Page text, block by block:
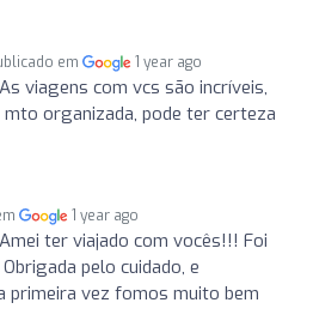
em 1 year ago
As viagens com vcs são incríveis,
organizada, pode ter certeza
1 year ago
Amei ter viajado com vocês!!! Foi
pelo cuidado, e
primeira vez fomos muito bem